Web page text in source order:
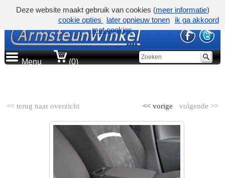
Menu (0)
<< terug naar overzicht volgende >>
<< vorige
Deze website maakt gebruik van cookies (meer informatie)
cookie opties
later opnieuw tonen
ik ga akkoord
met cookies